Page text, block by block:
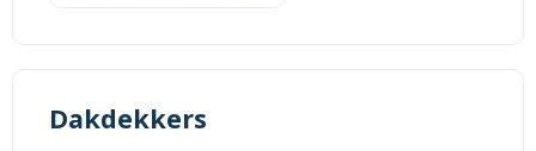
Dakdekkers